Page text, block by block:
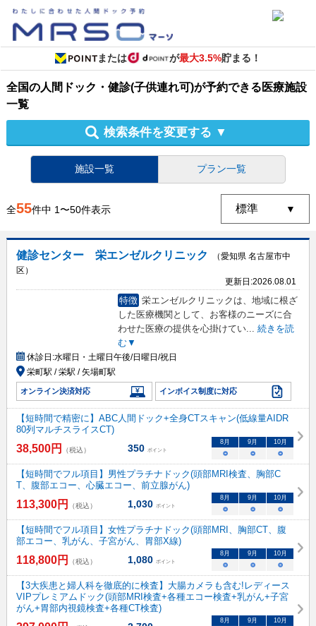
または が最大3.5%貯まる！
全国の人間ドック・健診(子供連れ可)が予約できる医療施設
一覧
検索条件を変更する ▼
施設一覧 プラン一覧
全55件中 1〜50件表示
健診センター 栄エンゼルクリニック
（愛知県 名古屋市中
区）
更新日:2026.08.01
特徴 栄エンゼルクリニックは、地域に根ざ
した医療機関として、お客様のニーズに合
わせた医療の提供を心掛けてい... 続きを読
む▼
休診日:水曜日・土曜日午後/日曜日/祝日
栄町駅 / 栄駅 / 矢場町駅
オンライン決済対応 インボイス制度に対応
【短時間で精密に】ABC人間ドック+全身CTスキャン(低線量AIDR
80列マルチスライスCT)
38,500円 （税込） 350 ポイント
8月 9月 10月
○ ○ ○
【短時間でフル項目】男性プラチナドック(頭部MRI検査、胸部C
T、腹部エコー、心臓エコー、前立腺がん)
113,300円 （税込） 1,030 ポイント
8月 9月 10月
○ ○ ○
【短時間でフル項目】女性プラチナドック(頭部MRI、胸部CT、腹
部エコー、乳がん、子宮がん、胃部X線)
118,800円 （税込） 1,080 ポイント
8月 9月 10月
○ ○ ○
【3大疾患と婦人科を徹底的に検査】大腸カメラも含む!レディース
VIPプレミアムドック(頭部MRI検査+各種エコー検査+乳がん+子宮
がん+胃部内視鏡検査+各種CT検査)
8月 9月 10月